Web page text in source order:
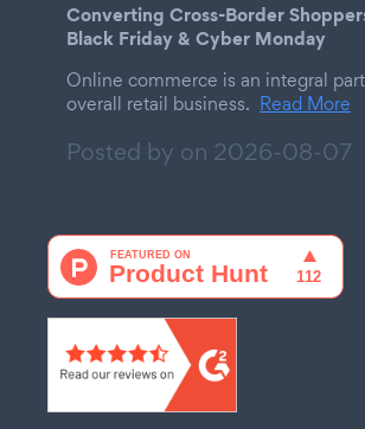
Converting Cross-Border
Black Friday & Cyber Monday
Online commerce is an integral
overall retail business. Read More
Posted by on 2026-08-07